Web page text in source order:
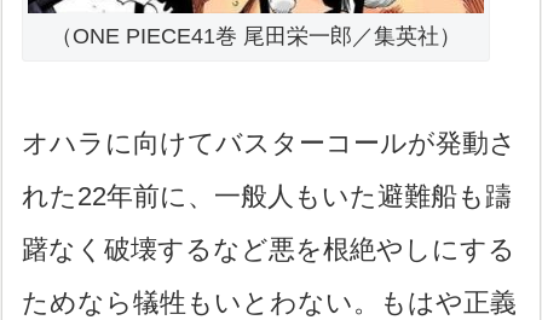
（ONE PIECE41巻 尾田栄一郎／集英社）
オハラに向けてバスターコールが発動さ
れた22年前に、一般人もいた避難船も躊
躇なく破壊するなど悪を根絶やしにする
ためなら犠牲もいとわない。もはや正義